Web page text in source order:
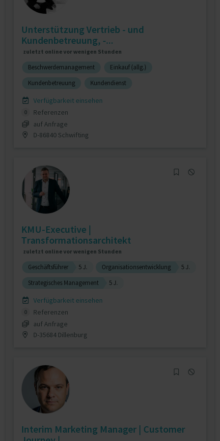
Unterstützung Vertrieb - und
Kundenbetreuung, -...
zuletzt online vor wenigen Stunden
Beschwerdemanagement
Einkauf (allg.)
Kundenbetreuung
Kundendienst
Verfügbarkeit einsehen
0
Referenzen
auf Anfrage
D-86840 Schwifting
KMU-Executive |
Transformationsarchitekt
zuletzt online vor wenigen Stunden
Geschäftsführer 5 J. Organisationsentwicklung
5 J.
Strategisches Management
5 J.
Verfügbarkeit einsehen
0
Referenzen
auf Anfrage
D-35684 Dillenburg
Interim Marketing Manager | Customer